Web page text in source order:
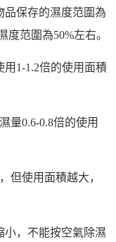
品保存的濕度范圍為
范圍為50%左右。
1-1.2倍的使用面積
量0.6-0.8倍的使用
但使用面積越大，
小，不能按空氣除濕